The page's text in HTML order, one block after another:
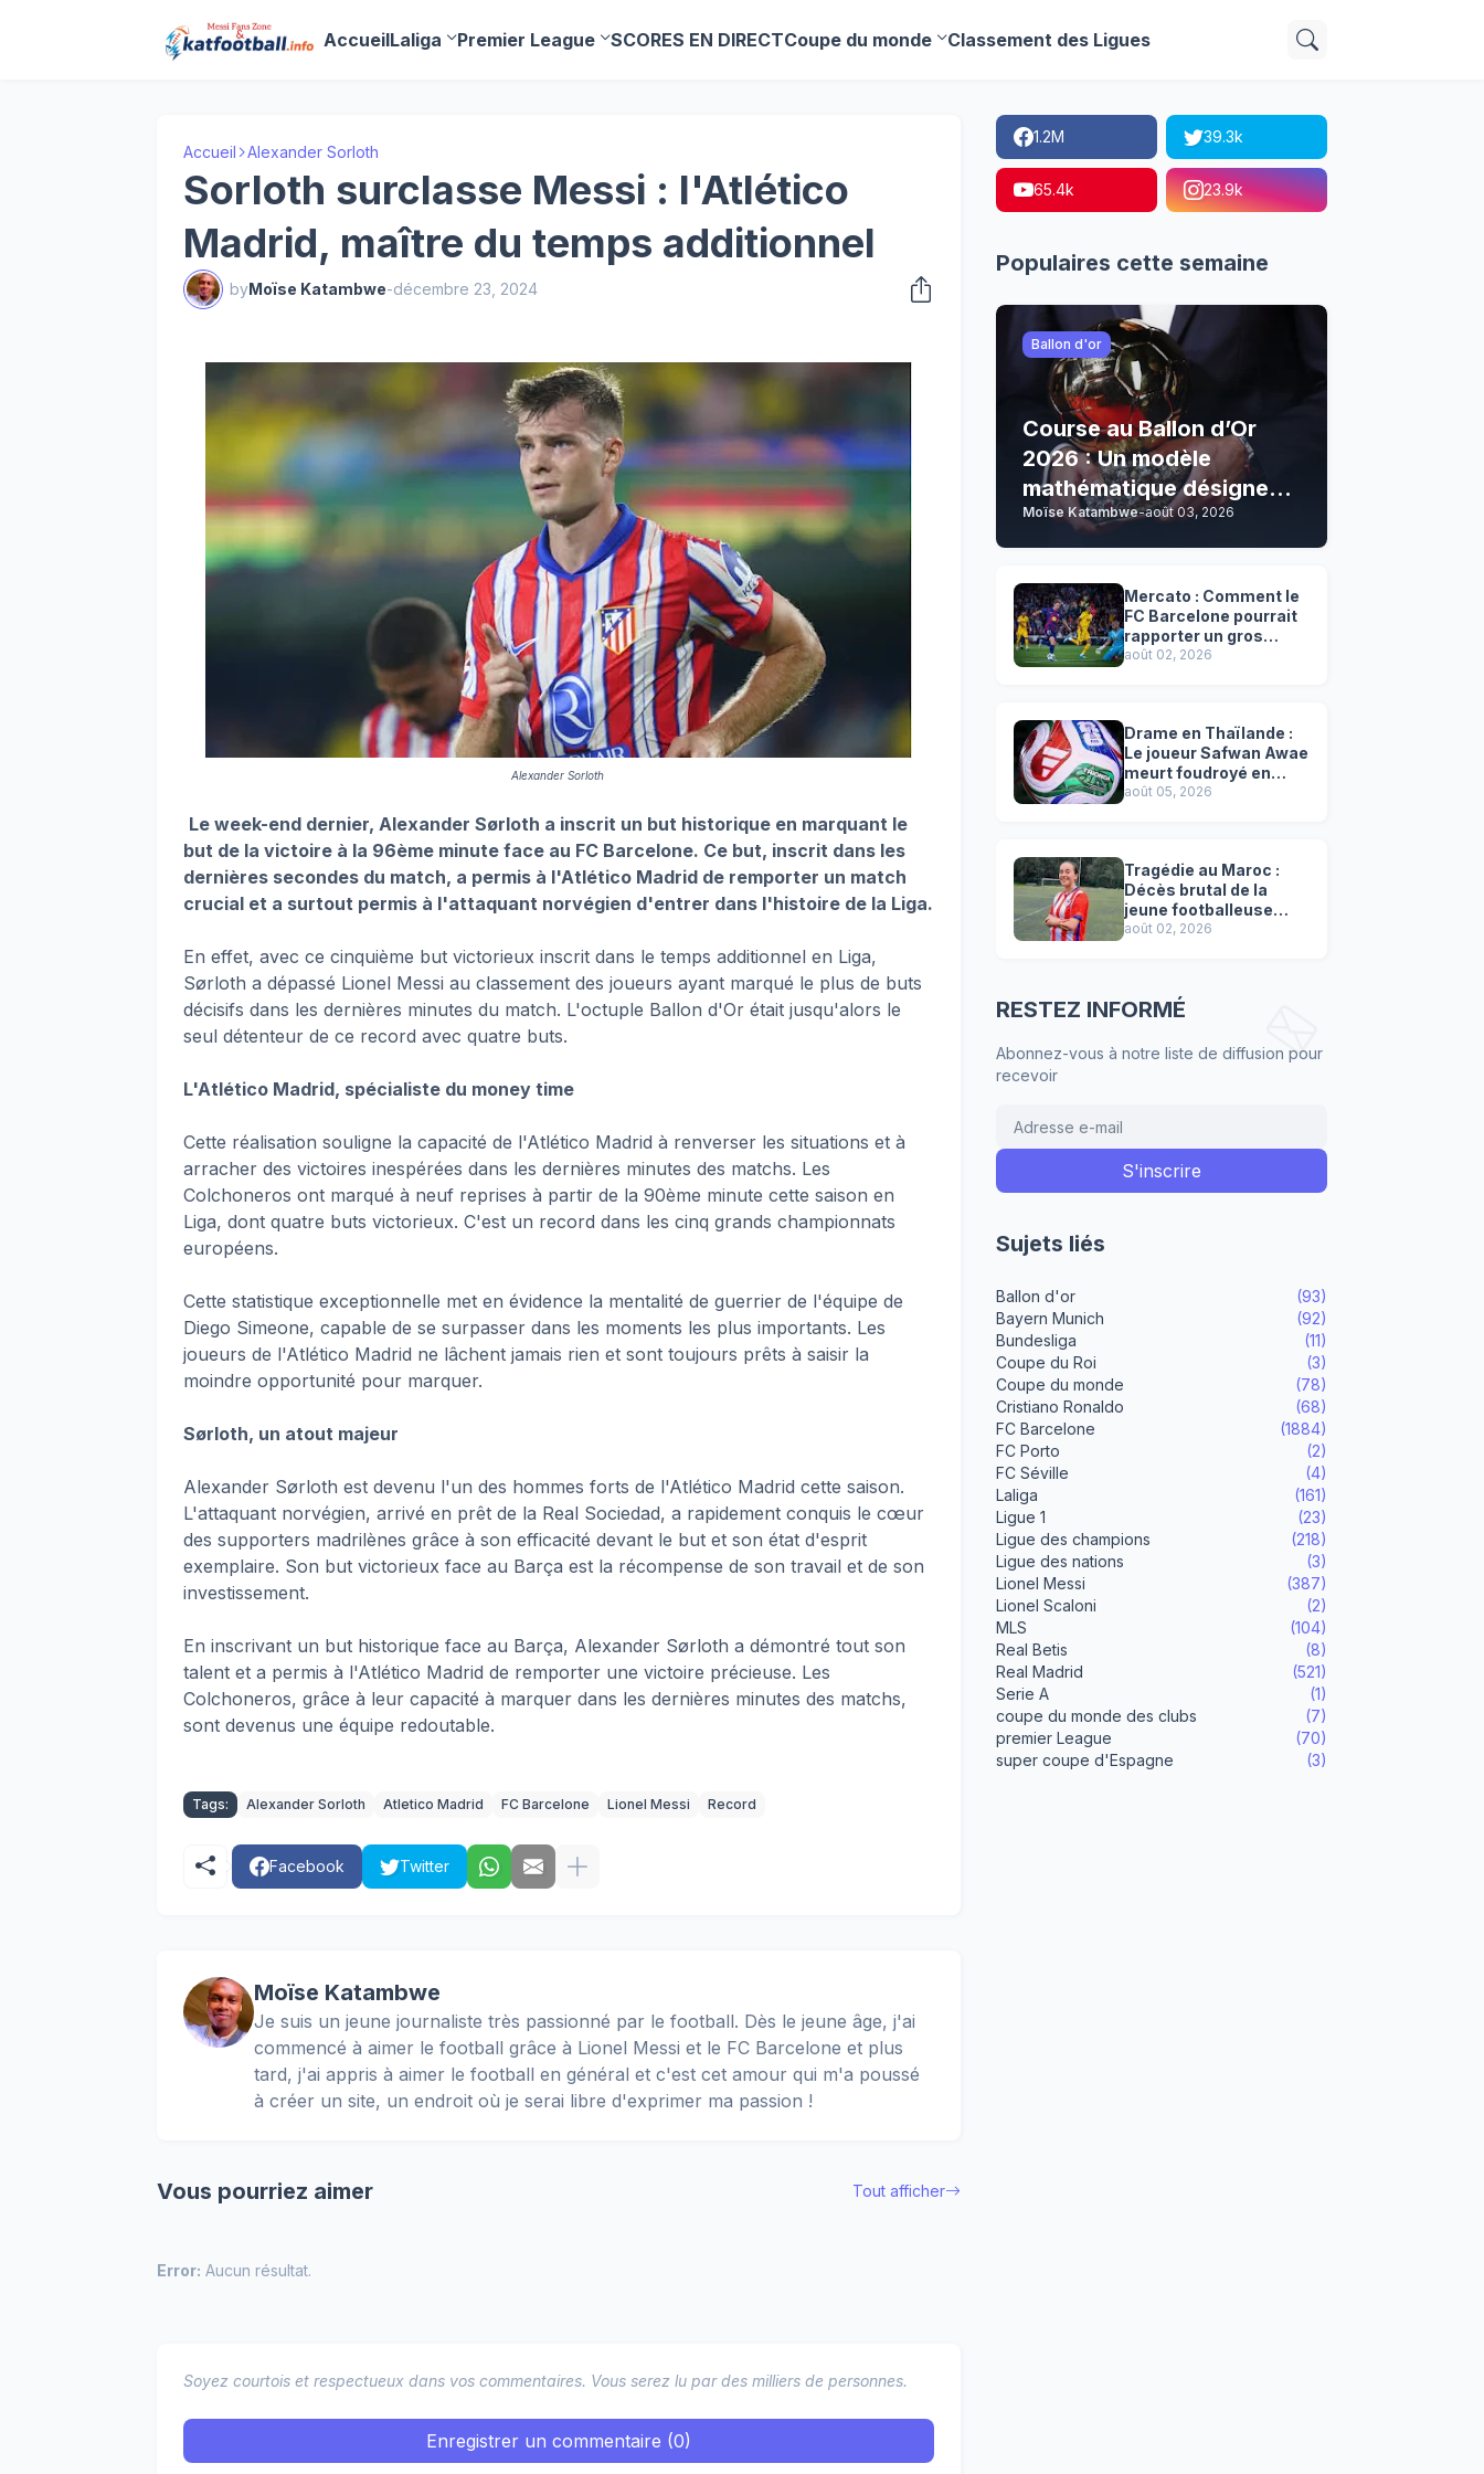
AccueilLaliga Premier League SCORES EN DIRECTCoupe du monde Classement des Ligues
Accueil Alexander Sorloth
Sorloth surclasse Messi : l'Atlético
Madrid, maître du temps additionnel
byMoïse Katambwe-décembre 23, 2024
Alexander Sorloth
Le week-end dernier, Alexander Sørloth a inscrit un but historique en marquant le
but de la victoire à la 96ème minute face au FC Barcelone. Ce but, inscrit dans les
dernières secondes du match, a permis à l'Atlético Madrid de remporter un match
crucial et a surtout permis à l'attaquant norvégien d'entrer dans l'histoire de la Liga.
En effet, avec ce cinquième but victorieux inscrit dans le temps additionnel en Liga,
Sørloth a dépassé Lionel Messi au classement des joueurs ayant marqué le plus de buts
décisifs dans les dernières minutes du match. L'octuple Ballon d'Or était jusqu'alors le
seul détenteur de ce record avec quatre buts.
L'Atlético Madrid, spécialiste du money time
Cette réalisation souligne la capacité de l'Atlético Madrid à renverser les situations et à
arracher des victoires inespérées dans les dernières minutes des matchs. Les
Colchoneros ont marqué à neuf reprises à partir de la 90ème minute cette saison en
Liga, dont quatre buts victorieux. C'est un record dans les cinq grands championnats
européens.
Cette statistique exceptionnelle met en évidence la mentalité de guerrier de l'équipe de
Diego Simeone, capable de se surpasser dans les moments les plus importants. Les
joueurs de l'Atlético Madrid ne lâchent jamais rien et sont toujours prêts à saisir la
moindre opportunité pour marquer.
Sørloth, un atout majeur
Alexander Sørloth est devenu l'un des hommes forts de l'Atlético Madrid cette saison.
L'attaquant norvégien, arrivé en prêt de la Real Sociedad, a rapidement conquis le cœur
des supporters madrilènes grâce à son efficacité devant le but et son état d'esprit
exemplaire. Son but victorieux face au Barça est la récompense de son travail et de son
investissement.
En inscrivant un but historique face au Barça, Alexander Sørloth a démontré tout son
talent et a permis à l'Atlético Madrid de remporter une victoire précieuse. Les
Colchoneros, grâce à leur capacité à marquer dans les dernières minutes des matchs,
sont devenus une équipe redoutable.
Tags: Alexander Sorloth Atletico Madrid FC Barcelone Lionel Messi Record
Facebook Twitter
Moïse Katambwe
Je suis un jeune journaliste très passionné par le football. Dès le jeune âge, j'ai
commencé à aimer le football grâce à Lionel Messi et le FC Barcelone et plus
tard, j'ai appris à aimer le football en général et c'est cet amour qui m'a poussé
à créer un site, un endroit où je serai libre d'exprimer ma passion !
Vous pourriez aimer Tout afficher
Error: Aucun résultat.
Soyez courtois et respectueux dans vos commentaires. Vous serez lu par des milliers de personnes.
Enregistrer un commentaire (0)
1.2M 39.3k
65.4k 23.9k
Populaires cette semaine
Ballon d'or
Course au Ballon d’Or
2026 : Un modèle
mathématique désigne
son grand favori !
Moïse Katambwe-août 03, 2026
Mercato : Comment le
FC Barcelone pourrait
rapporter un gros
chèque inespéré à l’OM
août 02, 2026
Drame en Thaïlande :
Le joueur Safwan Awae
meurt foudroyé en
plein match
août 05, 2026
Tragédie au Maroc :
Décès brutal de la
jeune footballeuse
Faten Ben Amar El
août 02, 2026
RESTEZ INFORMÉ
Abonnez-vous à notre liste de diffusion pour
recevoir
Sujets liés
Ballon d'or
(93)
Bayern Munich
(92)
Bundesliga
(11)
Coupe du Roi
(3)
Coupe du monde
(78)
Cristiano Ronaldo
(68)
FC Barcelone
(1884)
FC Porto
(2)
FC Séville
(4)
Laliga
(161)
Ligue 1
(23)
Ligue des champions
(218)
Ligue des nations
(3)
Lionel Messi
(387)
Lionel Scaloni
(2)
MLS
(104)
Real Betis
(8)
Real Madrid
(521)
Serie A
(1)
coupe du monde des clubs
(7)
premier League
(70)
super coupe d'Espagne
(3)